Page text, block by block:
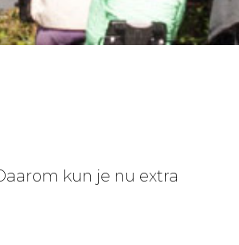
kun je nu extra